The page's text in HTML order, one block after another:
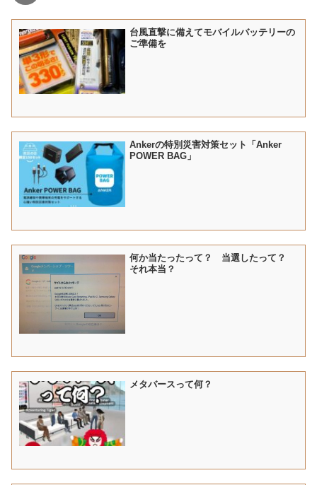
台風直撃に備えてモバイルバッテリーの
ご準備を
Ankerの特別災害対策セット「Anker
POWER BAG」
何か当たったって？ 当選したって？
それ本当？
メタバースって何？